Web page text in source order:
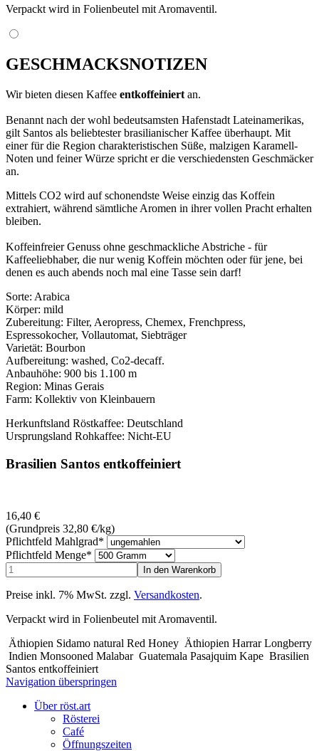
Verpackt wird in Folienbeutel mit Aromaventil.
GESCHMACKSNOTIZEN
Wir bieten diesen Kaffee entkoffeiniert an.
Benannt nach der wohl bedeutsamsten Hafenstadt Lateinamerikas,
gilt Santos als beliebtester brasilianischer Kaffee überhaupt. Mit
einer für die Region charakteristischen Süße, malzigen Karamell-
Noten und feiner Würze spricht er die verschiedensten Geschmäcker
an.
Mittels CO2 wird auf schonendste Weise einzig das Koffein
extrahiert, während sämtliche Aromen in ihrer vollen Pracht erhalten
bleiben.
Koffeinfreier Genuss ohne geschmackliche Abstriche - für
Kaffeeliebhaber, die nur wenig Koffein möchten oder für jene, bei
denen es auch abends noch mal eine Tasse sein darf!
Sorte: Arabica
Körper: mild
Zubereitung: Filter, Aeropress, Chemex, Frenchpress,
Espressokocher, Vollautomat, Siebträger
Varietät: Bourbon
Aufbereitung: washed, Co2-decaff.
Anbauhöhe: 900 bis 1.100 m
Region: Minas Gerais
Farm: Kollektiv von Kleinbauern
Herkunftsland Röstkaffee: Deutschland
Ursprungsland Rohkaffee: Nicht-EU
Brasilien Santos entkoffeiniert
16,40 €
(Grundpreis 32,80 €/kg)
Pflichtfeld Mahlgrad*
Pflichtfeld Menge*
Preise inkl. 7% MwSt. zzgl. Versandkosten.
Verpackt wird in Folienbeutel mit Aromaventil.
Äthiopien Sidamo natural Red Honey Äthiopien Harrar Longberry
Indien Monsooned Malabar Guatemala Pasajquim Kape Brasilien
Santos entkoffeiniert
Navigation überspringen
Über röst.art
Rösterei
Café
Öffnungszeiten